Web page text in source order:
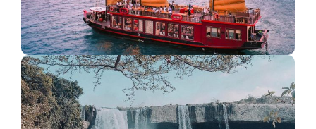
Du thuyền Emperor Cruises sang trọng